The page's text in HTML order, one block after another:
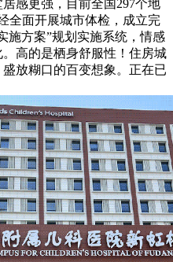
感更强，目前全国297个地
全面开展城市体检，成立完
方案”规划实施系统，情感
高的是栖身舒服性！住房城
放糊口的百变想象。正在已